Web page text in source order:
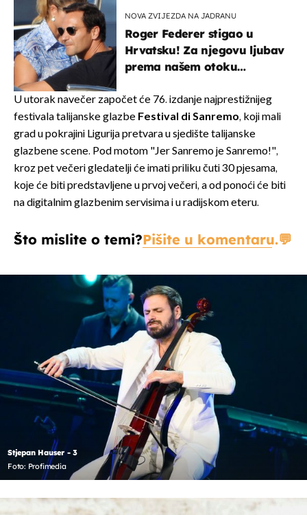
NOVA ZVIJEZDA NA JADRANU
Roger Federer stigao u
Hrvatsku! Za njegovu ljubav
prema našem otoku
Hrvat
U utorak navečer započet će 76. izdanje najprestižnijeg
festivala talijanske glazbe Festival di Sanremo, koji mali
grad u pokrajini Ligurija pretvara u sjedište talijanske
glazbene scene. Pod motom "Jer Sanremo je Sanremo!",
kroz pet večeri gledatelji će imati priliku čuti 30 pjesama,
koje će biti predstavljene u prvoj večeri, a od ponoći će biti
na digitalnim glazbenim servisima i u radijskom eteru.
Što mislite o temi?Pišite u komentaru.
Stjepan Hauser - 3
Foto: Profimedia